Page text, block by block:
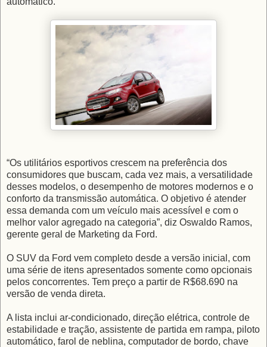
“Os utilitários esportivos crescem na preferência dos
consumidores que buscam, cada vez mais, a versatilidade
desses modelos, o desempenho de motores modernos e o
conforto da transmissão automática. O objetivo é atender
essa demanda com um veículo mais acessível e com o
melhor valor agregado na categoria”, diz Oswaldo Ramos,
gerente geral de Marketing da Ford.
O SUV da Ford vem completo desde a versão inicial, com
uma série de itens apresentados somente como opcionais
pelos concorrentes. Tem preço a partir de R$68.690 na
versão de venda direta.
A lista inclui ar-condicionado, direção elétrica, controle de
estabilidade e tração, assistente de partida em rampa, piloto
automático, farol de neblina, computador de bordo, chave